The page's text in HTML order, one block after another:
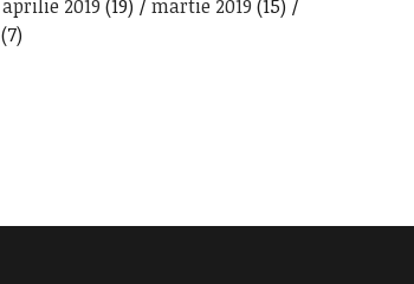
aprilie 2019 (19) martie 2019 (15)
(7)